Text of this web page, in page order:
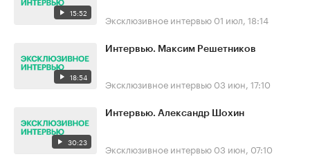
15:52 Эксклюзивное интервью 01 июл, 18:14
18:54
Интервью. Максим Решетников
Эксклюзивное интервью 03 июн, 17:10
30:23
Интервью. Александр Шохин
Эксклюзивное интервью 03 июн, 07:10